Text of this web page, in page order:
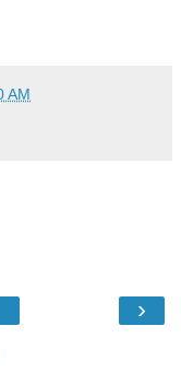
AM
›